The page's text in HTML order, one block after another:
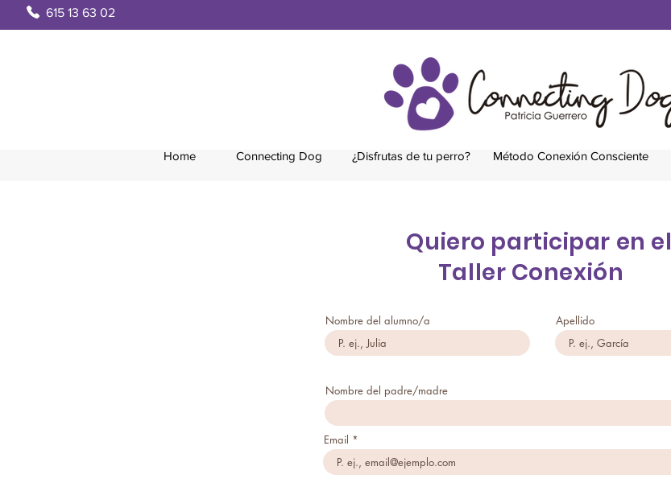
615 13 63 02
Connecting Dog
Home ¿Disfrutas de tu perro? Método Conexión Consciente
Quiero participar en el
Taller Conexión
Nombre del alumno/a Apellido
Nombre del padre/madre
Email